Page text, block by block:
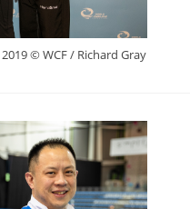
© WCF / Richard Gray